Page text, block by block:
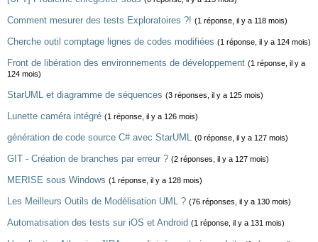
Comment mesurer des tests Exploratoires ?! (1 réponse, il y a 118 mois)
Cherche outil comptage lignes de codes modifiées (1 réponse, il y a 124 mois)
Front de libération des environnements de développement (1 réponse, il y a
124 mois)
StarUML et diagramme de séquences (3 réponses, il y a 125 mois)
Lunette caméra intégré (1 réponse, il y a 126 mois)
génération de code source C# avec StarUML (0 réponse, il y a 127 mois)
GIT - Création de branches par erreur ? (2 réponses, il y a 127 mois)
MERISE sous Windows (1 réponse, il y a 128 mois)
Les Meilleurs Outils de Modélisation UML ? (76 réponses, il y a 130 mois)
Automatisation des tests sur iOS et Android (1 réponse, il y a 131 mois)